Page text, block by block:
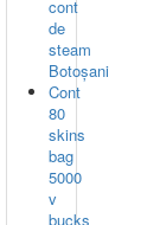
cont
de
steam
Botoșani
Cont
80
skins
bag
5000
v
bucks